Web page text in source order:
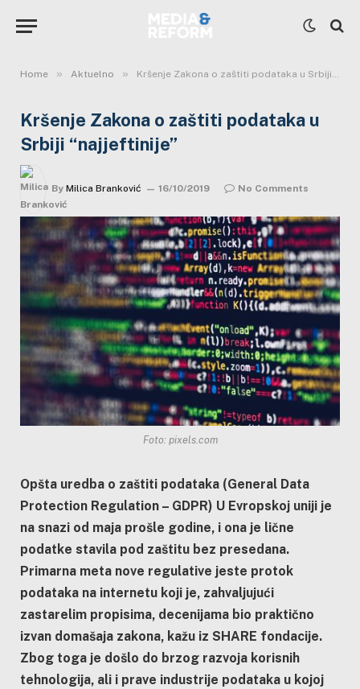
Home » Aktuelno » Kršenje Zakona o zaštiti podataka u Srbiji “najjeftinije”
Kršenje Zakona o zaštiti podataka u
Srbiji “najjeftinije”
By Milica Branković 16/10/2019 No Comments
Foto: pixels.com
Opšta uredba o zaštiti podataka (General Data
Protection Regulation – GDPR) U Evropskoj uniji je
na snazi od maja prošle godine, i ona je lične
podatke stavila pod zaštitu bez presedana.
Primarna meta nove regulative jeste protok
podataka na internetu koji je, zahvaljujući
zastarelim propisima, decenijama bio praktično
izvan domašaja zakona, kažu iz SHARE fondacije.
Zbog toga je došlo do brzog razvoja korisnih
tehnologija, ali i prave industrije podataka u kojoj